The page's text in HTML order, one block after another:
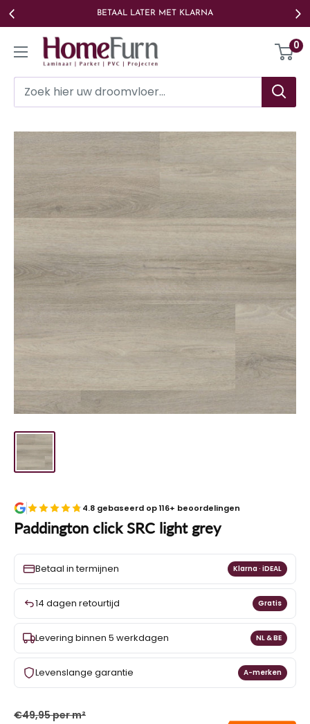
Ga
naar
BETAAL LATER MET KLARNA
Homefurn 0
4.8 gebaseerd op 116+ beoordelingen
Paddington click SRC light grey
Betaal in termijnen Klarna · iDEAL
14 dagen retourtijd Gratis
Levering binnen 5 werkdagen NL & BE
Levenslange garantie A-merken
€49,95 per m²